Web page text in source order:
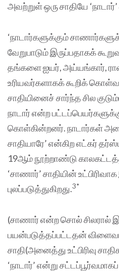
அவற்றுள் ஒரு சாதியே
‘நாடார்களுக்கும்
வேறுபாடும் இருப்பதாகக்
தங்களை ஐயர், அய்யங்கார்,
உரியவர்களாகக் கூறிக்
சாதியினைச் சார்ந்த சில
நாடார் என்ற
கொள்கின்றனர். நாடார்கள்
சாதியாரே’ என்கிற எட்கர்
19ஆம் நூற்றாண்டு
‘சாணார்’ சாதியின்
புலப்படுத்துகிறது.3*
(சாணார் என்ற சொல் சிலரால்
பயன்படுத்தப்பட்டதன்
சாதி(அனைத்து உட்பிரிவு
‘நாடார்’ என்று